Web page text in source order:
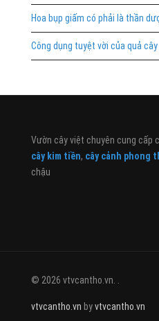
Hoa bụp giấm có phải là thần
Công dụng tuyệt vời của quả
Vườn cây việt chuyên cung cấp
cây kim tiền, cây cảnh phong
chậu
© 2026 vtvcantho.vn. .
vtvcantho.vn byvtvcantho.vn